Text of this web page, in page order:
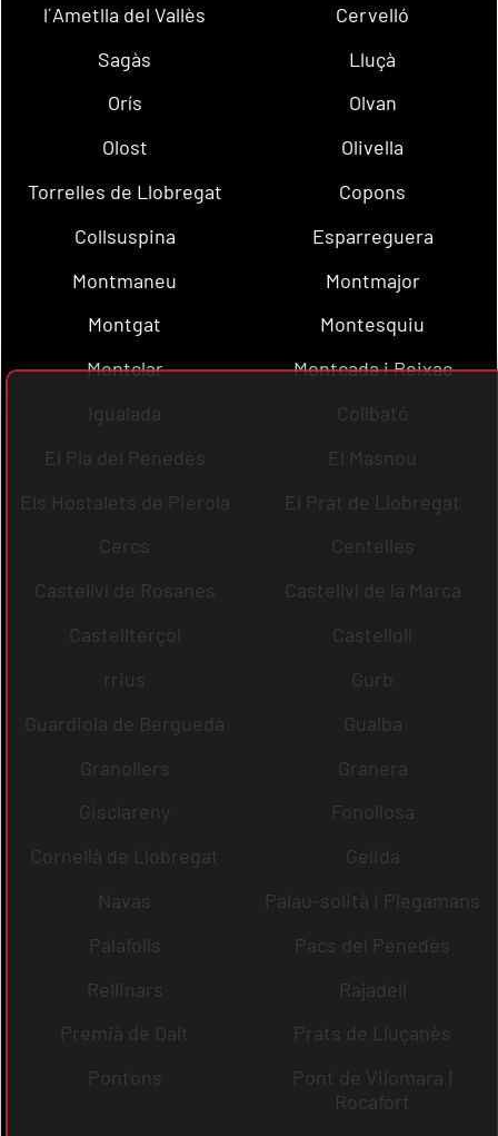
l´Ametlla del Vallès
Cervelló
Sagàs
Lluçà
Orís
Olvan
Olost
Olivella
Torrelles de Llobregat
Copons
Collsuspina
Esparreguera
Montmaneu
Montmajor
Montgat
Montesquiu
Montclar
Montcada i Reixac
Igualada
Collbató
El Pla del Penedès
El Masnou
Els Hostalets de Pierola
El Prat de Llobregat
Cercs
Centelles
Castellví de Rosanes
Castellví de la Marca
Castellterçol
Castellolí
rrius
Gurb
Guardiola de Berguedà
Gualba
Granollers
Granera
Gisclareny
Fonollosa
Cornellà de Llobregat
Gelida
Navas
Palau-solità i Plegamans
Palafolls
Pacs del Penedès
Rellinars
Rajadell
Premià de Dalt
Prats de Lluçanès
Pontons
Pont de Vilomara i
Rocafort